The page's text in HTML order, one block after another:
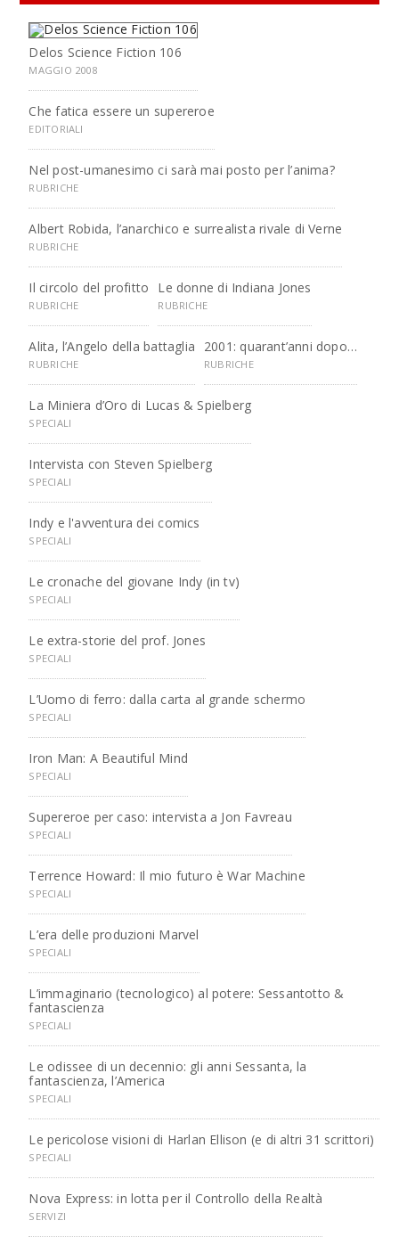
Delos Science Fiction 106
MAGGIO 2008
Che fatica essere un supereroe
EDITORIALI
Nel post-umanesimo ci sarà mai posto per l’anima?
RUBRICHE
Albert Robida, l’anarchico e surrealista rivale di Verne
RUBRICHE
Il circolo del profitto
RUBRICHE
Le donne di Indiana Jones
RUBRICHE
Alita, l’Angelo della battaglia
RUBRICHE
2001: quarant’anni dopo…
RUBRICHE
La Miniera d’Oro di Lucas & Spielberg
SPECIALI
Intervista con Steven Spielberg
SPECIALI
Indy e l'avventura dei comics
SPECIALI
Le cronache del giovane Indy (in tv)
SPECIALI
Le extra-storie del prof. Jones
SPECIALI
L’Uomo di ferro: dalla carta al grande schermo
SPECIALI
Iron Man: A Beautiful Mind
SPECIALI
Supereroe per caso: intervista a Jon Favreau
SPECIALI
Terrence Howard: Il mio futuro è War Machine
SPECIALI
L’era delle produzioni Marvel
SPECIALI
L’immaginario (tecnologico) al potere: Sessantotto &
fantascienza
SPECIALI
Le odissee di un decennio: gli anni Sessanta, la
fantascienza, l’America
SPECIALI
Le pericolose visioni di Harlan Ellison (e di altri 31 scrittori)
SPECIALI
Nova Express: in lotta per il Controllo della Realtà
SERVIZI